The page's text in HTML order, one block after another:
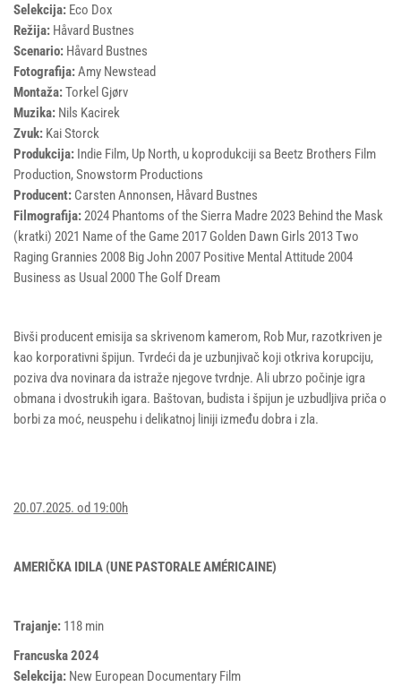
Selekcija: Eco Dox
Režija: Håvard Bustnes
Scenario: Håvard Bustnes
Fotografija:Amy Newstead
Montaža:Torkel Gjørv
Muzika: Nils Kacirek
Zvuk: Kai Storck
Produkcija: Indie Film, Up North, u koprodukciji sa Beetz Brothers Film
Production, Snowstorm Productions
Producent: Carsten Annonsen, Håvard Bustnes
Filmografija:2024 Phantoms of the Sierra Madre 2023 Behind the Mask
(kratki) 2021 Name of the Game 2017 Golden Dawn Girls 2013 Two
Raging Grannies 2008 Big John 2007 Positive Mental Attitude 2004
Business as Usual 2000 The Golf Dream
Bivši producent emisija sa skrivenom kamerom, Rob Mur, razotkriven je
kao korporativni špijun. Tvrdeći da je uzbunjivač koji otkriva korupciju,
poziva dva novinara da istraže njegove tvrdnje. Ali ubrzo počinje igra
obmana i dvostrukih igara. Baštovan, budista i špijun je uzbudljiva priča o
borbi za moć, neuspehu i delikatnoj liniji između dobra i zla.
20.07.2025. od 19:00h
AMERIČKA IDILA (UNE PASTORALE AMÉRICAINE)
Trajanje: 118 min
Francuska 2024
Selekcija: New European Documentary Film